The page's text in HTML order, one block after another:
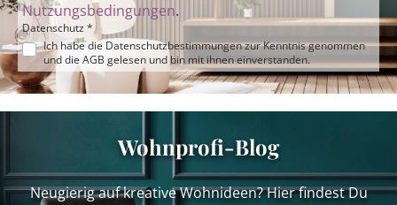
Nutzungsbedingungen.
Datenschutz *
Ich habe die Datenschutzbestimmungenzur Kenntnis genommen
und die AGB gelesen und bin mit ihnen einverstanden.
Wohnprofi-Blog
Neugierig auf kreative Wohnideen? Hier findest Du